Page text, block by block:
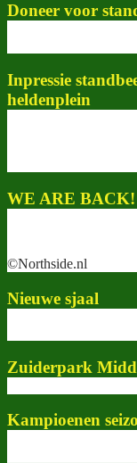
Doneer voor
Inpressie
heldenplein
WE ARE BACK!
©Northside.nl
Nieuwe sjaal
Zuiderpark
Kampioenen